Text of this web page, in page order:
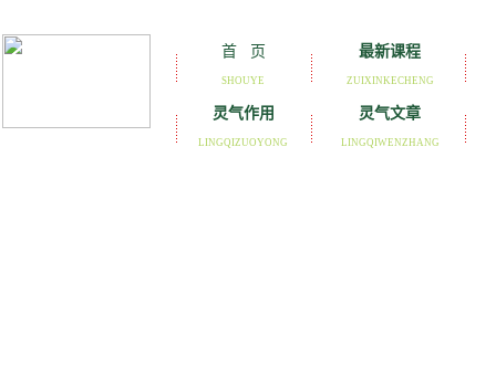
首 页
SHOUYE
最新课程
ZUIXINKECHENG
灵气作用 灵气文章
LINGQIZUOYONG LINGQIWENZHANG